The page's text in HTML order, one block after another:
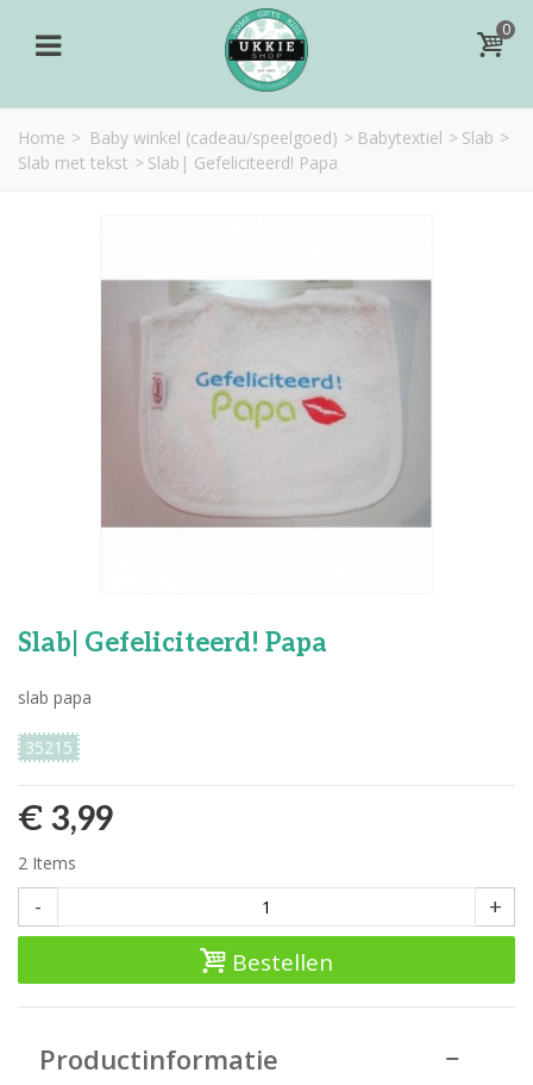
0
Home > Baby winkel (cadeau/speelgoed) > Babytextiel > Slab >
Slab met tekst > Slab| Gefeliciteerd! Papa
Slab| Gefeliciteerd! Papa
slab papa
35215
€ 3,99
2 Items
- +
Bestellen
Productinformatie